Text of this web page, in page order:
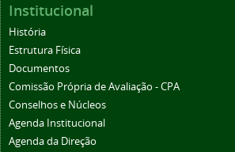
Institucional
História
Estrutura Física
Documentos
Comissão Própria de Avaliação - CPA
Conselhos e Núcleos
Agenda Institucional
Agenda da Direção